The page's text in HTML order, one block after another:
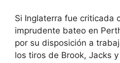
Si Inglaterra fue criticada
imprudente bateo en
por su disposición a
los tiros de Brook, Jacks